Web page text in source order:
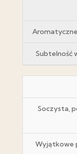
Subtelność
Soczysta,
Wyjątkowe